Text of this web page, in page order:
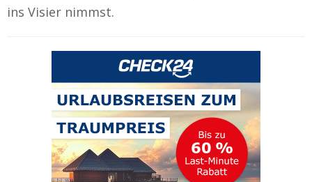
ins Visier nimmst.